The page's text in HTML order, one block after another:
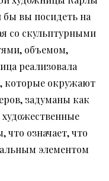
бы вы посидеть на
со скульптурными
объемом,
реализовала
которые окружают
задуманы как
означает, что
элементом